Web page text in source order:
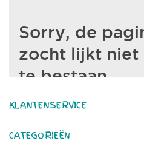
KLANTENSERVICE
CATEGORIEËN